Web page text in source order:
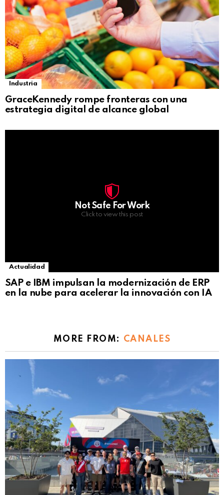
Industria
GraceKennedy rompe fronteras con una
estrategia digital de alcance global
Not Safe For Work
Click to view this post
Actualidad
SAP e IBM impulsan la modernización de ERP
en la nube para acelerar la innovación con IA
MORE FROM: CANALES